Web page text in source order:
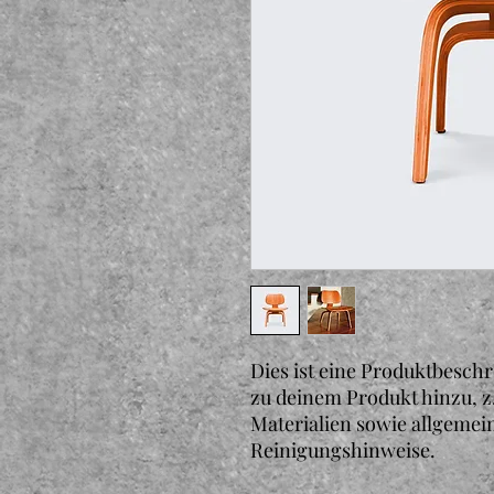
Dies ist eine
zu deinem Produkt hinzu,
Materialien sowie
Reinigungshinweise.